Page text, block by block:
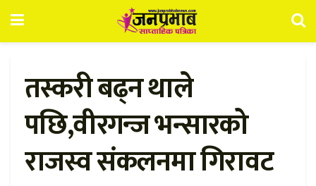
तस्करी बढ्न थाले
पछि,वीरगन्ज भन्सारको
राजस्व संकलनमा गिरावट